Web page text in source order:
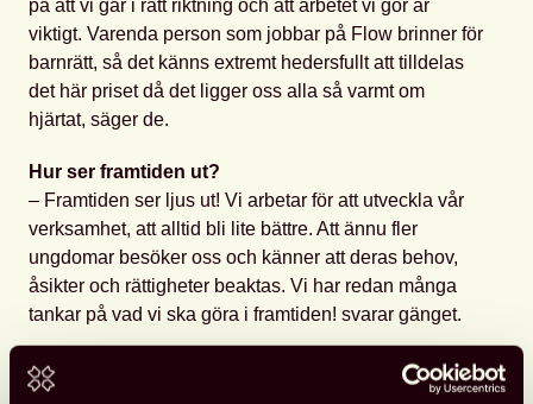
på att vi går i rätt riktning och att arbetet vi gör är
viktigt. Varenda person som jobbar på Flow brinner för
barnrätt, så det känns extremt hedersfullt att tilldelas
det här priset då det ligger oss alla så varmt om
hjärtat, säger de.
Hur ser framtiden ut?
– Framtiden ser ljus ut! Vi arbetar för att utveckla vår
verksamhet, att alltid bli lite bättre. Att ännu fler
ungdomar besöker oss och känner att deras behov,
åsikter och rättigheter beaktas. Vi har redan många
tankar på vad vi ska göra i framtiden! svarar gänget.
Juryns motivering:
Barnrättsutmärkelsen Elefanten år 2025 tilldelasFlow